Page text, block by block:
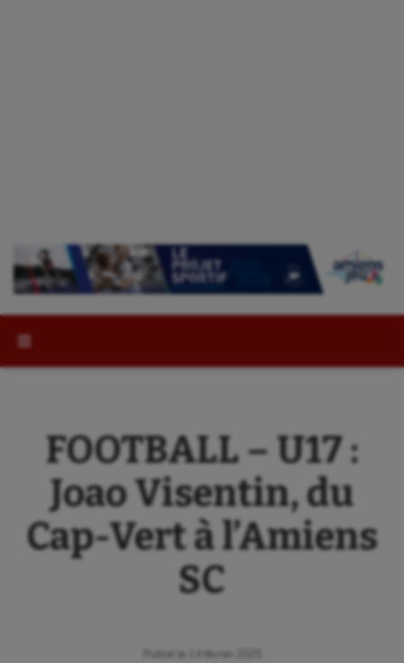
FOOTBALL – U17 :
Joao Visentin, du
Cap-Vert à l’Amiens
SC
Publié le
14 février 2025